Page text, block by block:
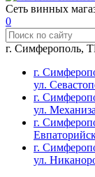
Сеть винных
0
г. Симферополь,
г.
ул.
г.
ул.
г.
г.
ул.